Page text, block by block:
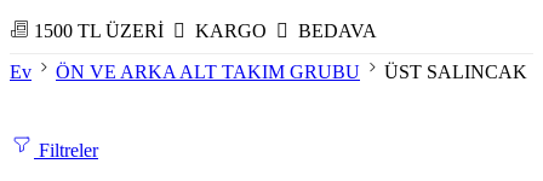
1500 TL ÜZERİ KARGO
BEDAVA
Ev
ÖN VE ARKA ALT TAKIM GRUBU ÜST SALINCAK
Filtreler